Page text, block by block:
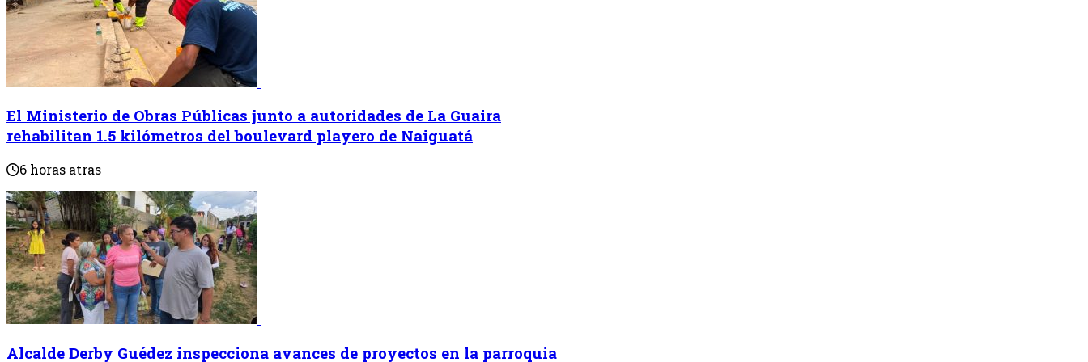
El Ministerio de ⁠Obras Públicas junto a autoridades de La Guaira
rehabilitan 1.5 kilómetros del boulevard playero de Naiguatá
6 horas atras
Alcalde Derby Guédez inspecciona avances de proyectos en la parroquia